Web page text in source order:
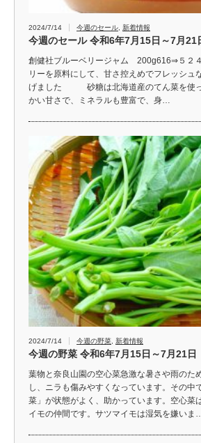
2024/7/14 今週のセール 新着情報
今週のセール 令和6年7月15日～7月21
創健社ブルーベリージャム 200g616⇒５２
リーを原料にして、甘さ控えめでフレッシュ
げました 砂糖は北海道産のてん菜を
かい甘さで、ミネラルも豊富で、身…
2024/7/14 今週の野菜 新着情報
今週の野菜 令和6年7月15日～7月21日
葉物と奈良山園の空心菜急激な暑さや雨のた
し、ニラも傷みやすくなっています。その中
菜」が状態がよく、助かっています。空心菜
イモの仲間です。サツマイモは湿気を嫌いま